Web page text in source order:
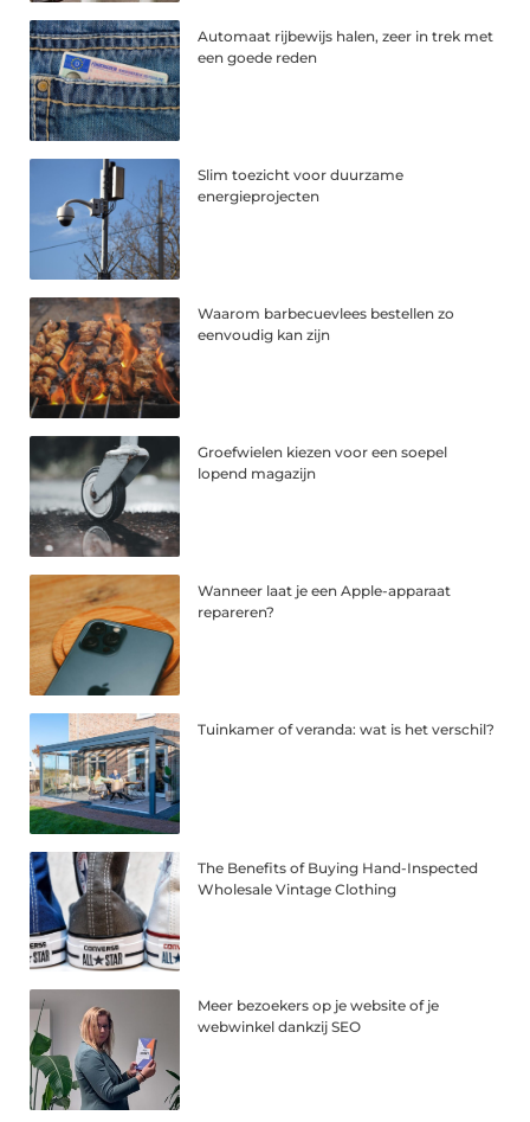
Automaat rijbewijs halen, zeer in trek met
een goede reden
Slim toezicht voor duurzame
energieprojecten
Waarom barbecuevlees bestellen zo
eenvoudig kan zijn
Groefwielen kiezen voor een soepel
lopend magazijn
Wanneer laat je een Apple-apparaat
repareren?
Tuinkamer of veranda: wat is het verschil?
The Benefits of Buying Hand-Inspected
Wholesale Vintage Clothing
Meer bezoekers op je website of je
webwinkel dankzij SEO